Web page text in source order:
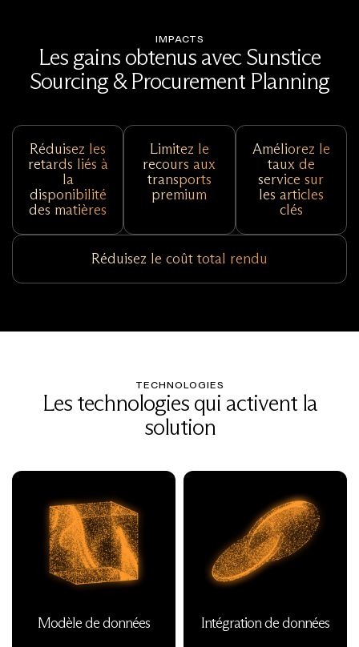
IMPACTS
Les gains obtenus avec Sunstice
Sourcing & Procurement Planning
Réduisez les
retards liés à
la
disponibilité
des matières
Limitez le
recours aux
transports
premium
Améliorez le
taux de
service sur
les articles
clés
Réduisez le coût total rendu
TECHNOLOGIES
Les technologies qui activent la
solution
Modèle de données Intégration de données